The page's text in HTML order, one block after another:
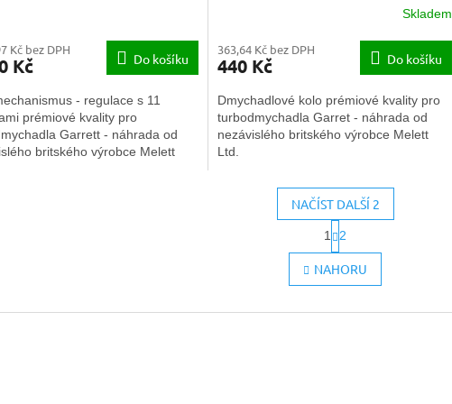
Kč bez DPH
Kč Do košíku
- regulace s 11
prémiové kvality pro
Garrett - náhrada od
britského výrobce Melett
Skladem
363,64 Kč bez DPH
440 Kč Do košíku
Dmychadlové kolo prémiové kvality pro
turbodmychadla Garret - náhrada od
nezávislého britského výrobce Melett
Ltd.
O
v
l
d
NAČÍST DALŠÍ 2
S
t
r
á
n
o
1 2
NAHORU